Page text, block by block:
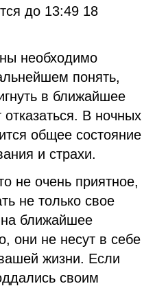
до 13:49 18
необходимо
понять,
в ближайшее
отказаться. В ночных
общее состояние
и страхи.
не очень приятное,
не только свое
ближайшее
они не несут в себе
жизни. Если
своим